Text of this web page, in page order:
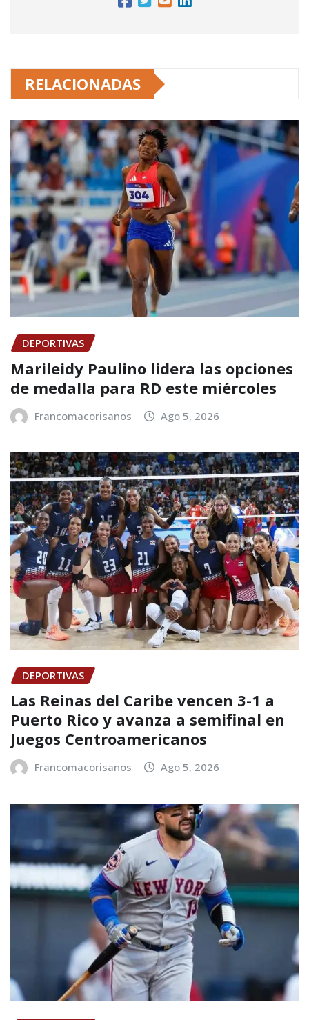
RELACIONADAS
DEPORTIVAS
Marileidy Paulino lidera las opciones
de medalla para RD este miércoles
Francomacorisanos Ago 5, 2026
DEPORTIVAS
Las Reinas del Caribe vencen 3-1 a
Puerto Rico y avanza a semifinal en
Juegos Centroamericanos
Francomacorisanos Ago 5, 2026